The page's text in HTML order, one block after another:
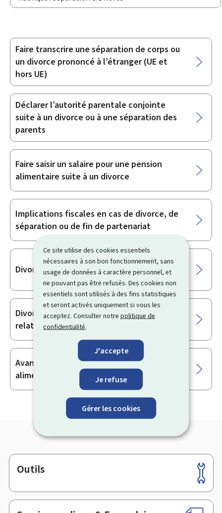
Ce site utilise des cookies essentiels
nécessaires à son bon fonctionnement, sans
usage de données à caractère personnel, et
ne pouvant pas être refusés. Des cookies non
essentiels sont utilisés à des fins statistiques
et seront activés uniquement si vous les
acceptez. Consulter notrepolitique de
confidentialité.
J'accepte
Je refuse
Gérer les cookies
Sous-
rubriques
Faire transcrire une séparation de corps ou
un divorce prononcé à l’étranger (UE et
hors UE)
Déclarer l’autorité parentale conjointe
suite à un divorce ou à une séparation des
parents
Faire saisir un salaire pour une pension
alimentaire suite à un divorce
Implications fiscales en cas de divorce, de
séparation ou de fin de partenariat
Divorce par consentement mutuel
Divorce pour rupture irrémédiable des
relations conjugales
Avance et recouvrement de pensions
alimentaires
Pied
de
page
Outils